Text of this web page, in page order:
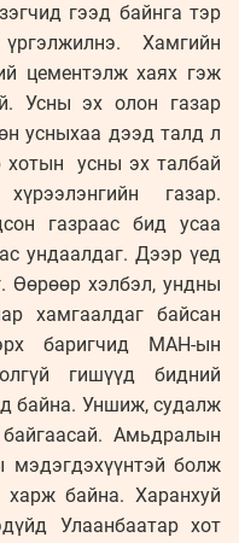
гээд байнга тэр
Хамгийн
цементэлж хаях гэж
Усны эх олон газар
усныхаа дээд талд л
хотын усны эх талбай
газар.
газраас бид усаа
ундаалдаг. Дээр үед
Өөрөөр хэлбэл, ундны
хамгаалдаг байсан
баригчид МАН-ын
гишүүд бидний
байна. Уншиж, судалж
Амьдралын
мэдэгдэхүүнтэй болж
харж байна. Харанхуй
Улаанбаатар хот